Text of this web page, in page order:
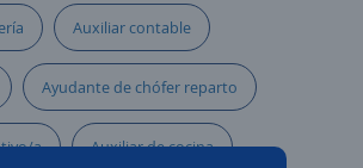
Auxiliar contable
Ayudante de chófer reparto
a Auxiliar de cocina